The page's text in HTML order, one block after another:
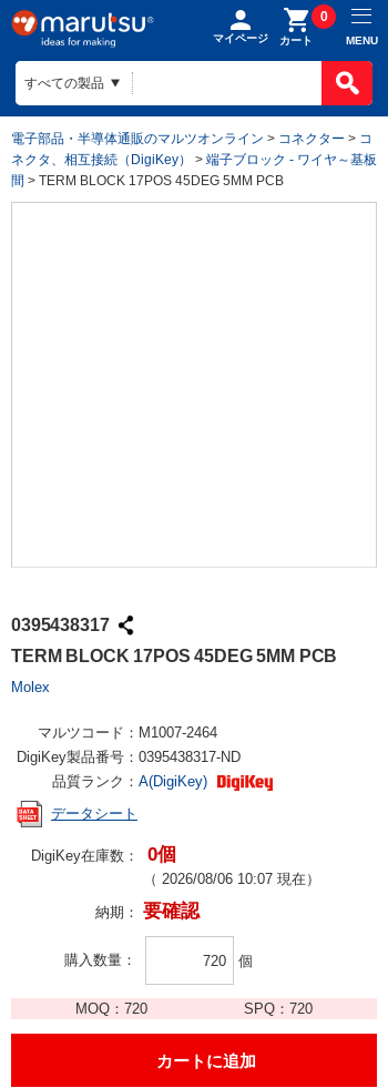
マイページ カート
0
MENU
電子部品・半導体通販のマルツオンライン > コネクター > コ
ネクタ、相互接続（DigiKey）
> 端子ブロック - ワイヤ～基板
間 > TERM BLOCK 17POS 45DEG 5MM PCB
0395438317
TERM BLOCK 17POS 45DEG 5MM PCB
Molex
マルツコード： M1007-2464
DigiKey製品番号： 0395438317-ND
品質ランク： A(DigiKey)
データシート
DigiKey在庫数： 0個
（ 2026/08/06 10:07 現在）
納期： 要確認
購入数量 個
MOQ：720 SPQ： 720